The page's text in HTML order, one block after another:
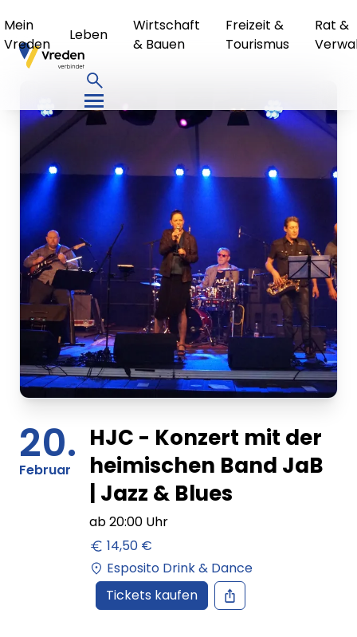
Mein
Vreden
Leben
Wirtschaft
& Bauen
Freizeit &
Tourismus
Rat &
20.
Februar
HJC - Konzert mit der
heimischen Band JaB
| Jazz & Blues
ab20:00 Uhr
14,50 €
Esposito Drink & Dance
Tickets kaufen